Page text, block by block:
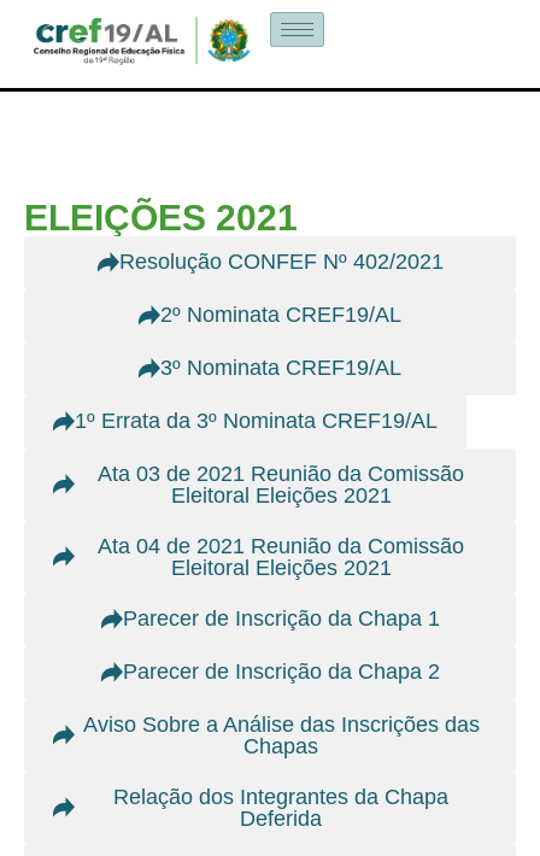
ELEIÇÕES 2021
Resolução CONFEF Nº 402/2021
2º Nominata CREF19/AL
3º Nominata CREF19/AL
1º Errata da 3º Nominata CREF19/AL
Ata 03 de 2021 Reunião da Comissão
Eleitoral Eleições 2021
Ata 04 de 2021 Reunião da Comissão
Eleitoral Eleições 2021
Parecer de Inscrição da Chapa 1
Parecer de Inscrição da Chapa 2
Aviso Sobre a Análise das Inscrições das
Chapas
Relação dos Integrantes da Chapa
Deferida